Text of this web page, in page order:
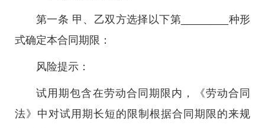
第一条 甲、乙双方选择以下第________种形
式确定本合同期限：
风险提示：
试用期包含在劳动合同期限内，《劳动合同
法》中对试用期长短的限制根据合同期限的来规